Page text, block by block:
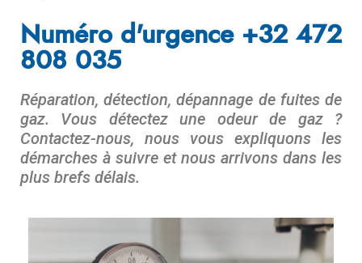
Numéro d'urgence +32 472
808 035
Réparation, détection, dépannage de fuites de
gaz. Vous détectez une odeur de gaz ?
Contactez-nous, nous vous expliquons les
démarches à suivre et nous arrivons dans les
plus brefs délais.